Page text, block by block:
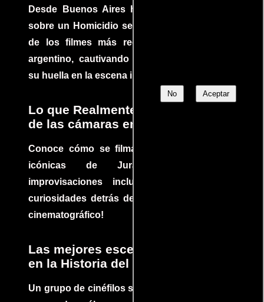
No Aceptar
Desde Buenos Aires hasta el mundo, Tesis
sobre un Homicidio se ha convertido en uno
de los filmes más recomendados del cine
argentino, cautivando audiencias y dejando
su huella en la escena internacional.
Lo que Realmente Sucedió detrás
de las cámaras en Jurassic Park
Conoce cómo se filmaron algunas escenas
icónicas de Jurassic Park, con
improvisaciones incluidas. ¡Descubre las
curiosidades detrás del rodaje de un clásico
cinematográfico!
Las mejores escenas de acción
en la Historia del cine
Un grupo de cinéfilos se juntaron para debatir